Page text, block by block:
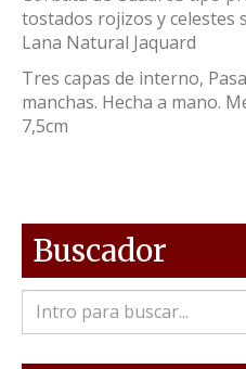
tostados rojizos y celestes
Lana Natural Jaquard
Tres capas de interno,
manchas. Hecha a mano.
7,5cm
Buscador